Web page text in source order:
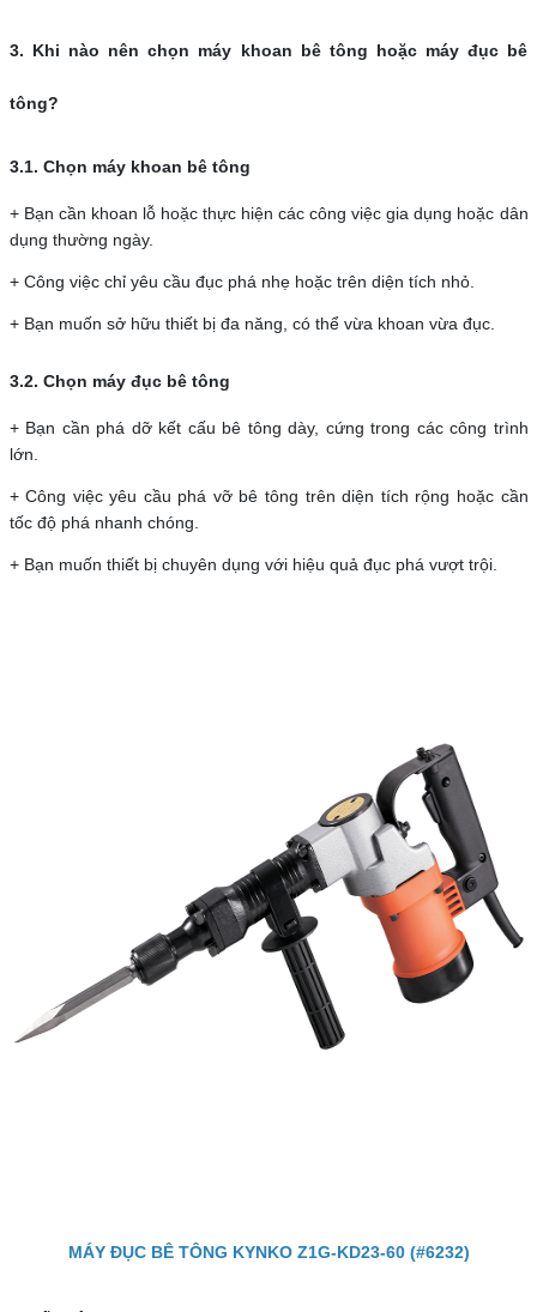
3. Khi nào nên chọn máy khoan bê tông hoặc máy đục bê
tông?
3.1. Chọn máy khoan bê tông
+ Bạn cần khoan lỗ hoặc thực hiện các công việc gia dụng hoặc dân
dụng thường ngày.
+ Công việc chỉ yêu cầu đục phá nhẹ hoặc trên diện tích nhỏ.
+ Bạn muốn sở hữu thiết bị đa năng, có thể vừa khoan vừa đục.
3.2. Chọn máy đục bê tông
+ Bạn cần phá dỡ kết cấu bê tông dày, cứng trong các công trình
lớn.
+ Công việc yêu cầu phá vỡ bê tông trên diện tích rộng hoặc cần
tốc độ phá nhanh chóng.
+ Bạn muốn thiết bị chuyên dụng với hiệu quả đục phá vượt trội.
MÁY ĐỤC BÊ TÔNG KYNKO Z1G-KD23-60 (#6232)